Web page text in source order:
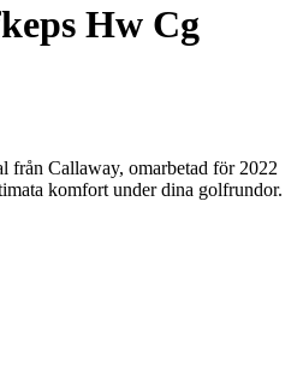
Hw Cg
från Callaway, omarbetad för 2022
komfort under dina golfrundor.